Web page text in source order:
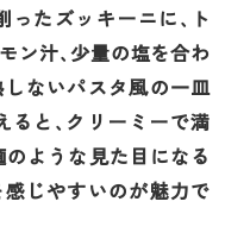
たズッキーニに、ト
ン汁、少量の塩を合わ
ないパスタ風の一皿
と、クリーミーで満
ような見た目になる
じやすいのが魅力で